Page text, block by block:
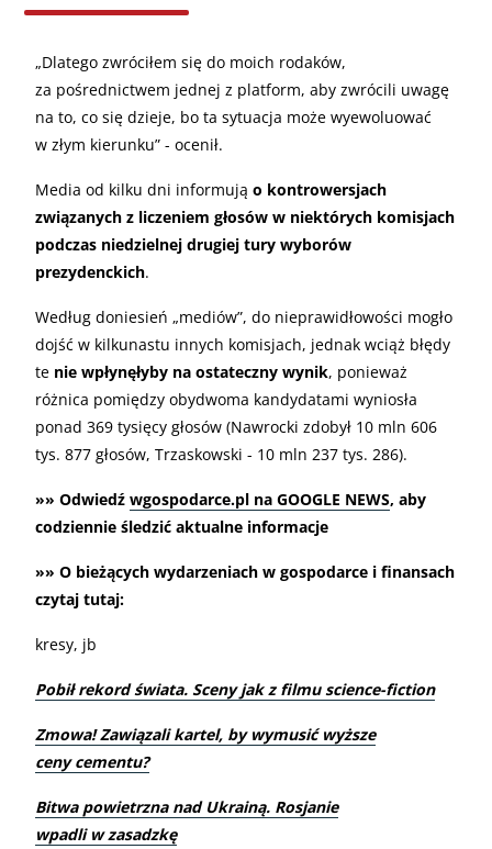
„Dlatego zwróciłem się do moich rodaków,
za pośrednictwem jednej z platform, aby zwrócili uwagę
na to, co się dzieje, bo ta sytuacja może wyewoluować
w złym kierunku” - ocenił.
Media od kilku dni informują o kontrowersjach
związanych z liczeniem głosów w niektórych komisjach
podczas niedzielnej drugiej tury wyborów
prezydenckich.
Według doniesień „mediów”, do nieprawidłowości mogło
dojść w kilkunastu innych komisjach, jednak wciąż błędy
te nie wpłynęłyby na ostateczny wynik, ponieważ
różnica pomiędzy obydwoma kandydatami wyniosła
ponad 369 tysięcy głosów (Nawrocki zdobył 10 mln 606
tys. 877 głosów, Trzaskowski - 10 mln 237 tys. 286).
»» Odwiedź wgospodarce.pl na GOOGLE NEWS, aby
codziennie śledzić aktualne informacje
»» O bieżących wydarzeniach w gospodarce i finansach
czytaj tutaj:
kresy, jb
Pobił rekord świata. Sceny jak z filmu science-fiction
Zmowa! Zawiązali kartel, by wymusić wyższe
ceny cementu?
Bitwa powietrzna nad Ukrainą. Rosjanie
wpadli w zasadzkę